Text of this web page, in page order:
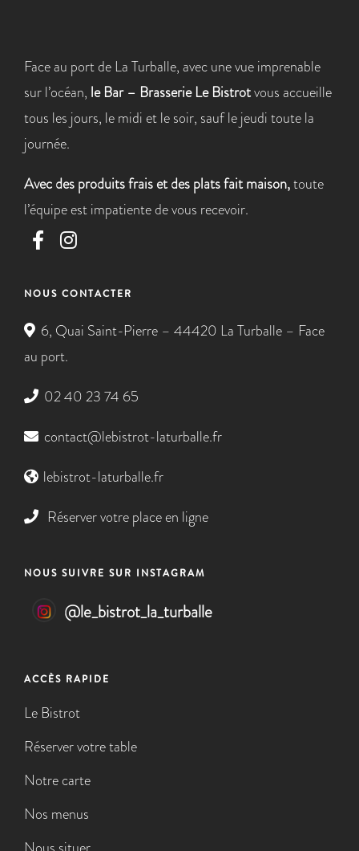
Face au port de La Turballe, avec une vue imprenable
sur l’océan, le Bar – Brasserie Le Bistrotvous accueille
tous les jours, le midi et le soir, sauf le jeudi toute la
journée.
Avec des produits frais et des plats fait maison,toute
l’équipe est impatiente de vous recevoir.
NOUS CONTACTER
6, Quai Saint-Pierre – 44420 La Turballe – Face
au port.
02 40 23 74 65
contact@lebistrot-laturballe.fr
lebistrot-laturballe.fr
Réserver votre place en ligne
NOUS SUIVRE SUR INSTAGRAM
@le_bistrot_la_turballe
ACCÈS RAPIDE
Le Bistrot
Réserver votre table
Notre carte
Nos menus